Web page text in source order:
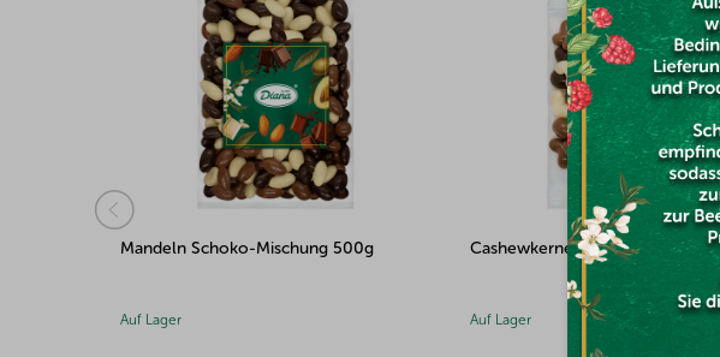
Cashewkerne Schoko-Mischung 100g
Auf Lager
Rosinen Schoko-Mischung 500g
Auf Lager